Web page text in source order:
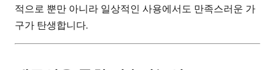
적으로 뿐만 아니라 일상적인 사용에서도 만족스러운 가
구가 탄생합니다.